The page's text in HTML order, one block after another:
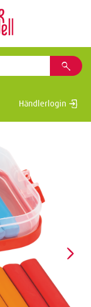
Händlerlogin